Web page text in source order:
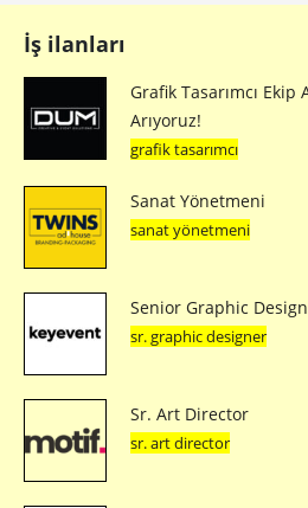
İş ilanları
Grafik Tasarımcı Ekip
Arıyoruz!
grafik tasarımcı
Sanat Yönetmeni
sanat yönetmeni
Senior Graphic
sr. graphic designer
Sr. Art Director
sr. art director